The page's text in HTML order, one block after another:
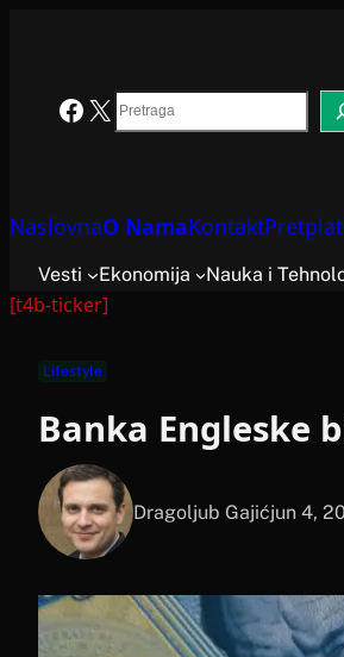
Facebook
X Search
NaslovnaO NamaKontakt
Vesti Ekonomija Nauka i
[t4b-ticker]
Lifestyle
Banka Engleske
Dragoljub Gajićjun 4,